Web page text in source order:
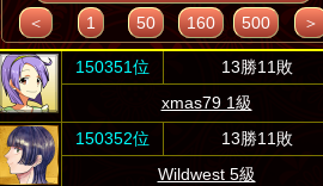
＜
1 50 160 500 ＞
150351位
13勝11敗
xmas79 1級
150352位
13勝11敗
Wildwest 5級